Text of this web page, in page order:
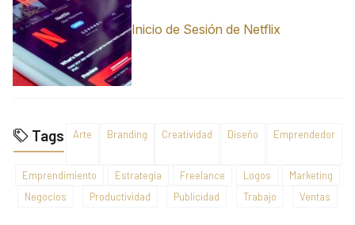
Inicio de Sesión de Netflix
Tags Arte Branding Creatividad Diseño Emprendedor
Emprendimiento Estrategia Freelance Logos
Marketing
Negocios
Productividad Publicidad Trabajo Ventas